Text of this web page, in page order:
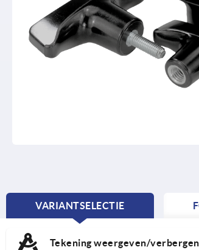
VARIANTSELECTIE
CURRENT
Tekening weergeven/verbergen